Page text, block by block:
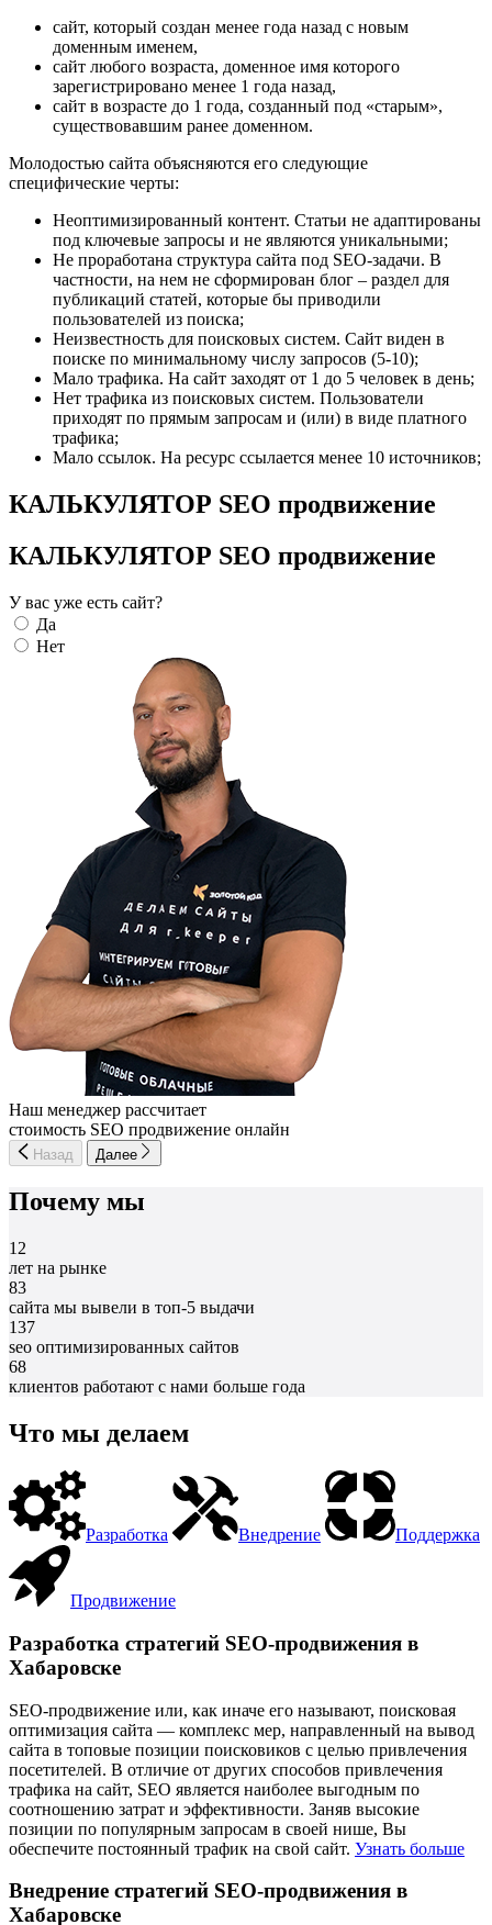
сайт, который создан менее года назад с новым
доменным именем,
сайт любого возраста, доменное имя которого
зарегистрировано менее 1 года назад,
сайт в возрасте до 1 года, созданный под «старым»,
существовавшим ранее доменном.
Молодостью сайта объясняются его следующие
специфические черты:
Неоптимизированный контент. Статьи не адаптированы
под ключевые запросы и не являются уникальными;
Не проработана структура сайта под SEO-задачи. В
частности, на нем не сформирован блог – раздел для
публикаций статей, которые бы приводили
пользователей из поиска;
Неизвестность для поисковых систем. Сайт виден в
поиске по минимальному числу запросов (5-10);
Мало трафика. На сайт заходят от 1 до 5 человек в день;
Нет трафика из поисковых систем. Пользователи
приходят по прямым запросам и (или) в виде платного
трафика;
Мало ссылок. На ресурс ссылается менее 10 источников;
КАЛЬКУЛЯТОР SEO продвижение
КАЛЬКУЛЯТОР SEO продвижение
У вас уже есть сайт?
Да
Нет
Наш менеджер рассчитает
стоимость SEO продвижение онлайн
Назад Далее
Почему мы
12
лет на рынке
83
сайта мы вывели в топ-5 выдачи
137
seo оптимизированных сайтов
68
клиентов работают с нами больше года
Что мы делаем
Разработка Внедрение Поддержка
Продвижение
Разработка стратегий SEO-продвижения в
Хабаровске
SEO-продвижение или, как иначе его называют, поисковая
оптимизация сайта — комплекс мер, направленный на вывод
сайта в топовые позиции поисковиков с целью привлечения
посетителей. В отличие от других способов привлечения
трафика на сайт, SEO является наиболее выгодным по
соотношению затрат и эффективности. Заняв высокие
позиции по популярным запросам в своей нише, Вы
обеспечите постоянный трафик на свой сайт. Узнать больше
Внедрение стратегий SEO-продвижения в
Хабаровске